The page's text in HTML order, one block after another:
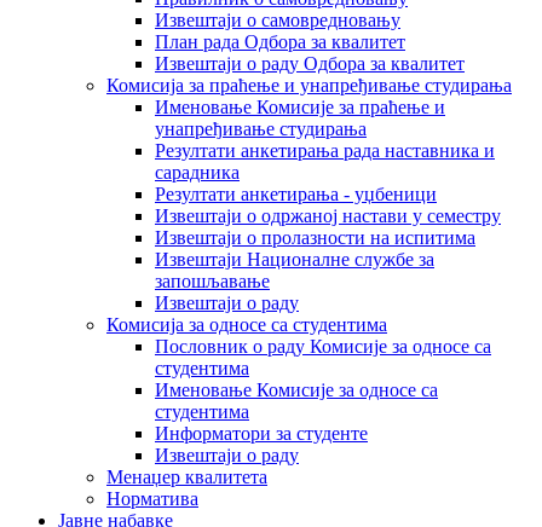
Извештаји о самовредновању
План рада Одбора за квалитет
Извештаји о раду Одбора за квалитет
Комисија за праћење и унапређивање студирања
Именовање Комисије за праћење и
унапређивање студирања
Резултати анкетирања рада наставника и
сарадника
Резултати анкетирања - уџбеници
Извештаји о одржаној настави у семестру
Извештаји о пролазности на испитима
Извештаји Националне службе за
запошљавање
Извештаји о раду
Комисија за односе са студентима
Пословник о раду Комисије за односе са
студентима
Именовање Комисије за односе са
студентима
Информатори за студенте
Извештаји о раду
Менаџер квалитета
Норматива
Јавне набавке